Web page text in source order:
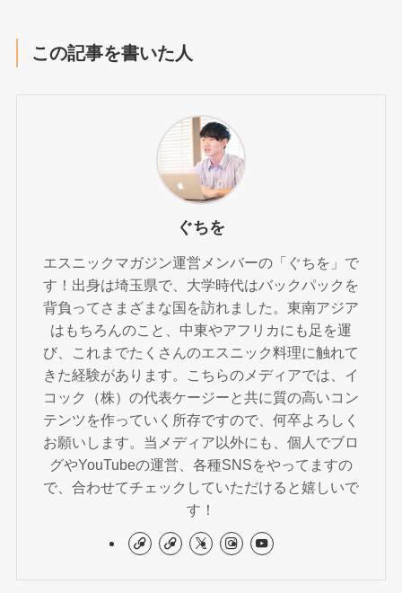
この記事を書いた人
ぐちを
エスニックマガジン運営メンバーの「ぐちを」で
す！出身は埼玉県で、大学時代はバックパックを
背負ってさまざまな国を訪れました。東南アジア
はもちろんのこと、中東やアフリカにも足を運
び、これまでたくさんのエスニック料理に触れて
きた経験があります。こちらのメディアでは、イ
コック（株）の代表ケージーと共に質の高いコン
テンツを作っていく所存ですので、何卒よろしく
お願いします。当メディア以外にも、個人でブロ
グやYouTubeの運営、各種SNSをやってますの
で、合わせてチェックしていただけると嬉しいで
す！